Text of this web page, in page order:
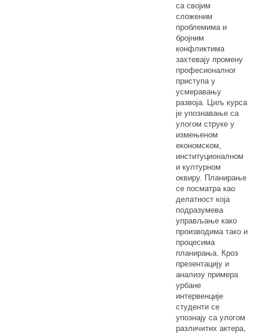
са својим
сложеним
проблемима и
бројним
конфликтима
захтевају промену
професионалног
приступа у
усмеравању
развоја. Циљ курса
је упознавање са
улогом струке у
измењеном
економском,
институционалном
и културном
оквиру. Планирање
се посматра као
делатност која
подразумева
управљање како
производима тако и
процесима
планирања. Кроз
презентацију и
анализу примера
урбане
интервенције
студенти се
упознају са улогом
различитих актера,